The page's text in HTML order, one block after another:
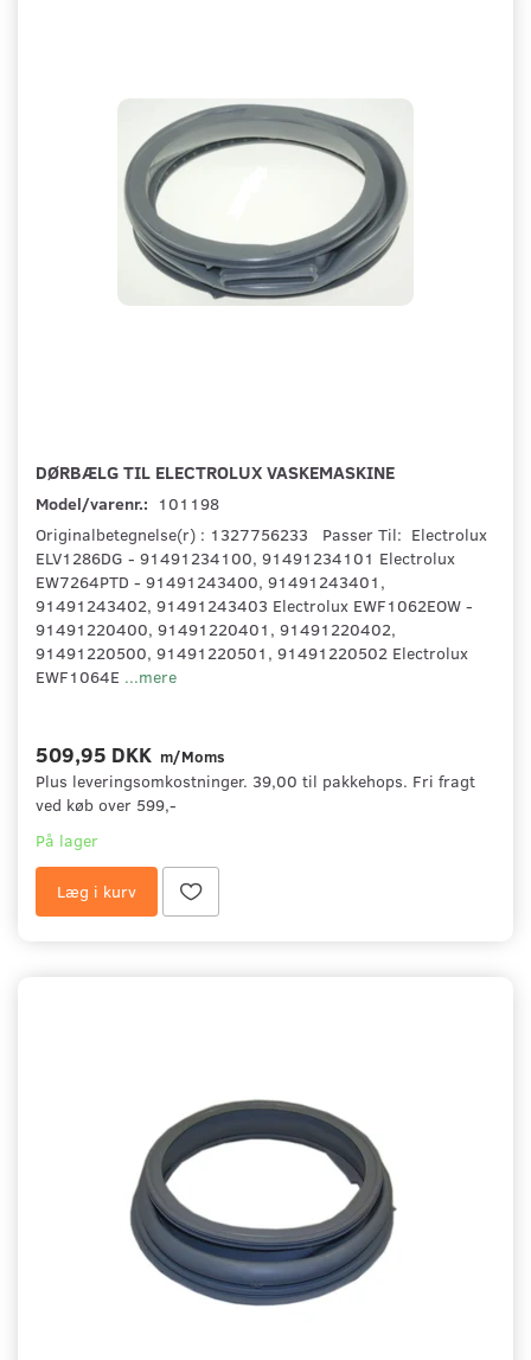
DØRBÆLG TIL ELECTROLUX VASKEMASKINE
Model/varenr.: 101198
Originalbetegnelse(r) : 1327756233 Passer Til: Electrolux
ELV1286DG - 91491234100, 91491234101 Electrolux
EW7264PTD - 91491243400, 91491243401,
91491243402, 91491243403 Electrolux EWF1062EOW -
91491220400, 91491220401, 91491220402,
91491220500, 91491220501, 91491220502 Electrolux
EWF1064E ...mere
509,95 DKK m/Moms
Plus leveringsomkostninger. 39,00 til pakkehops. Fri fragt
ved køb over 599,-
På lager
Læg i kurv